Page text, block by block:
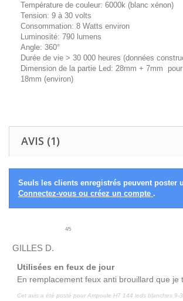
Température de couleur: 6000k (blanc xénon)
Tension: 9 à 30 volts
Consommation: 8 Watts environ
Luminosité: 790 lumens
Angle: 360°
Durée de vie > 30 000 heures (données
Dimension de la partie Led: 28mm + 7mm
18mm (environ)
AVIS (1)
Seuls les clients enregistrés peuvent poster
Connectez-vous ou créez un compte .
4/5
GILLES D.
Utilisées en feux de jour
En remplacement feux anti brouillard que je
Cet avis a été posté pourAmpoule H7 144 leds blanches 9-